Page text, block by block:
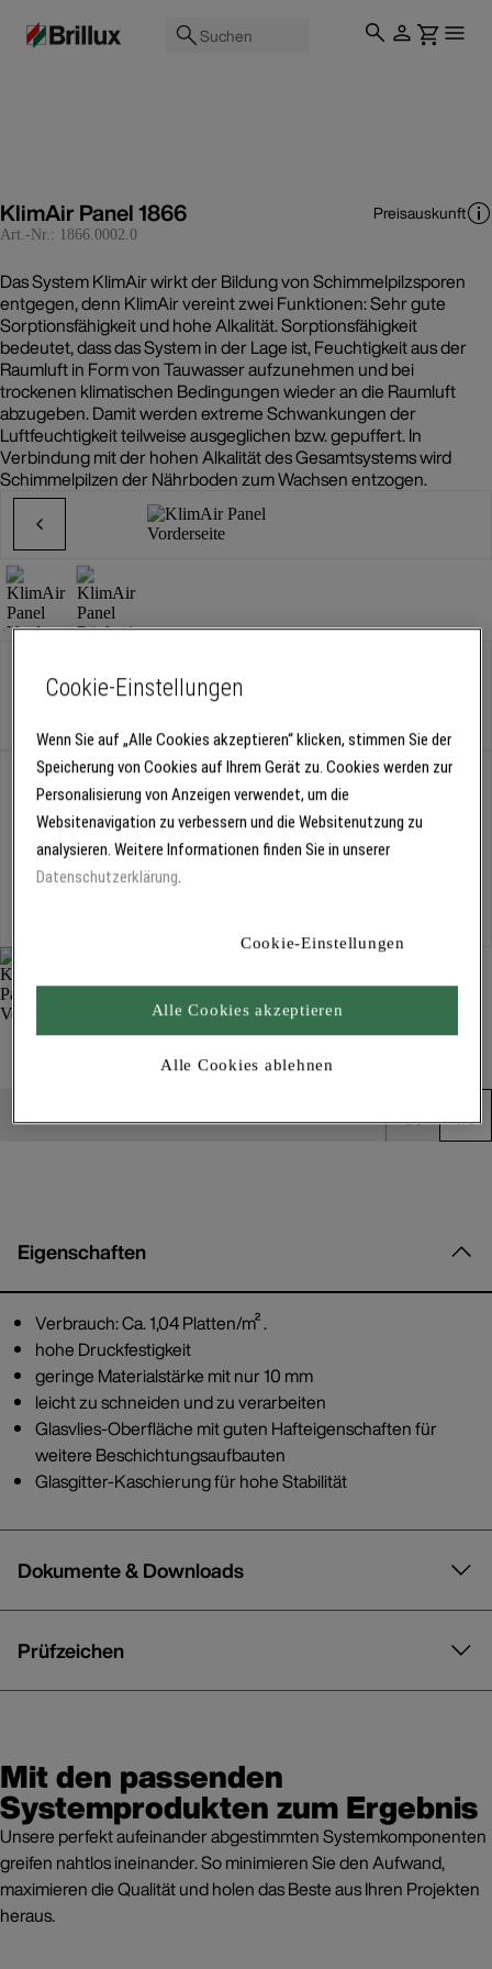
Suchen
KlimAir Panel 1866
Art.-Nr.: 1866.0002.0
Preisauskunft
Das System KlimAir wirkt der Bildung von Schimmelpilzsporen
entgegen, denn KlimAir vereint zwei Funktionen: Sehr gute
Sorptionsfähigkeit und hohe Alkalität. Sorptionsfähigkeit
bedeutet, dass das System in der Lage ist, Feuchtigkeit aus der
Raumluft in Form von Tauwasser aufzunehmen und bei
trockenen klimatischen Bedingungen wieder an die Raumluft
abzugeben. Damit werden extreme Schwankungen der
Luftfeuchtigkeit teilweise ausgeglichen bzw. gepuffert. In
Verbindung mit der hohen Alkalität des Gesamtsystems wird
Schimmelpilzen der Nährboden zum Wachsen entzogen.
Abholung
Für Verfügbarkeiten bitteanmelden
Kostenlose Lieferung
KlimAir Panel 1866
Schimmelprävention
Eigenschaften
Verbrauch: Ca. 1,04 Platten/m² .
hohe Druckfestigkeit
geringe Materialstärke mit nur 10 mm
leicht zu schneiden und zu verarbeiten
Glasvlies-Oberfläche mit guten Hafteigenschaften für
weitere Beschichtungsaufbauten
Glasgitter-Kaschierung für hohe Stabilität
Dokumente & Downloads
Prüfzeichen
Mit den passenden
Systemprodukten zum Ergebnis
Unsere perfekt aufeinander abgestimmten Systemkomponenten
greifen nahtlos ineinander. So minimieren Sie den Aufwand,
maximieren die Qualität und holen das Beste aus Ihren Projekten
heraus.
Cookie-Einstellungen
Wenn Sie auf „Alle Cookies akzeptieren“ klicken, stimmen Sie der
Speicherung von Cookies auf Ihrem Gerät zu. Cookies werden zur
Personalisierung von Anzeigen verwendet, um die
Websitenavigation zu verbessern und die Websitenutzung zu
analysieren. Weitere Informationen finden Sie in unserer
Datenschutzerklärung.
Cookie-Einstellungen
Alle Cookies ablehnen
Alle Cookies akzeptieren